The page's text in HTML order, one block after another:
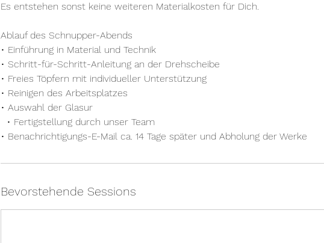
Es entstehen sonst keine weiteren Materialkosten für Dich.
Ablauf des Schnupper-Abends
• Einführung in Material und Technik
• Schritt-für-Schritt-Anleitung an der Drehscheibe
• Freies Töpfern mit individueller Unterstützung
• Reinigen des Arbeitsplatzes
• Auswahl der Glasur
• Fertigstellung durch unser Team
• Benachrichtigungs-E-Mail ca. 14 Tage später und Abholung der Werke
Bevorstehende Sessions